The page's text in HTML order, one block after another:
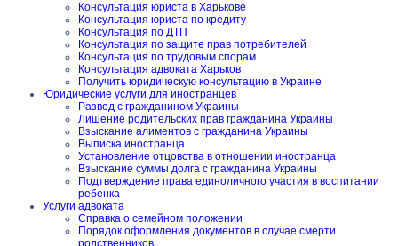
Консультация юриста в Харькове
Консультация юриста по кредиту
Консультация по ДТП
Консультация по защите прав потребителей
Консультация по трудовым спорам
Консультация адвоката Харьков
Получить юридическую консультацию в Украине
Юридические услуги для иностранцев
Развод с гражданином Украины
Лишение родительских прав гражданина Украины
Взыскание алиментов с гражданина Украины
Выписка иностранца
Установление отцовства в отношении иностранца
Взыскание суммы долга с гражданина Украины
Подтверждение права единоличного участия в воспитании
ребенка
Услуги адвоката
Справка о семейном положении
Порядок оформления документов в случае смерти
родственников